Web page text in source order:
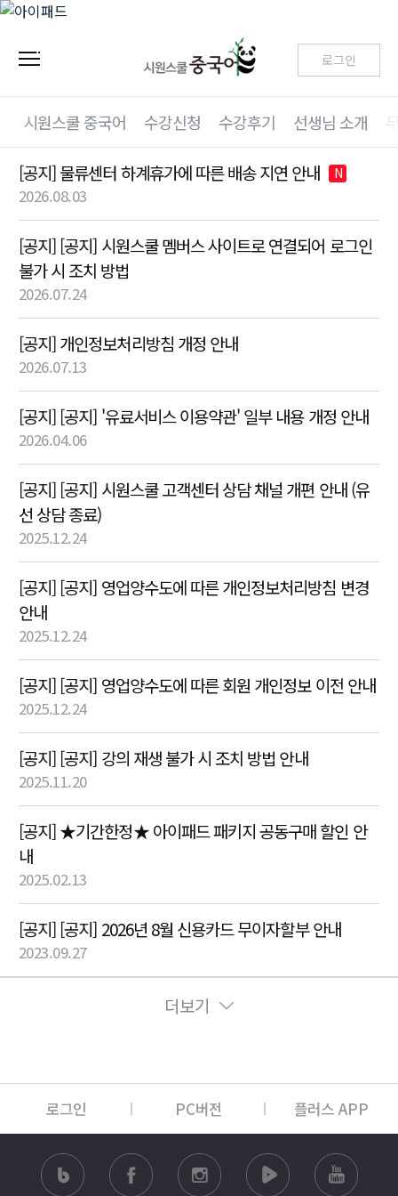
로그인
시원스쿨 중국어 수강신청 수강후기 선생님 소개
[공지] 물류센터 하계휴가에 따른 배송 지연 안내 N
2026.08.03
[공지] [공지] 시원스쿨 멤버스 사이트로 연결되어 로그인
불가 시 조치 방법
2026.07.24
[공지] 개인정보처리방침 개정 안내
2026.07.13
[공지] [공지] '유료서비스 이용약관' 일부 내용 개정 안내
2026.04.06
[공지] [공지] 시원스쿨 고객센터 상담 채널 개편 안내 (유
선 상담 종료)
2025.12.24
[공지] [공지] 영업양수도에 따른 개인정보처리방침 변경
안내
2025.12.24
[공지] [공지] 영업양수도에 따른 회원 개인정보 이전 안내
2025.12.24
[공지] [공지] 강의 재생 불가 시 조치 방법 안내
2025.11.20
[공지] ★기간한정★ 아이패드 패키지 공동구매 할인 안
내
2025.02.13
[공지] [공지] 2026년 8월 신용카드 무이자할부 안내
2023.09.27
더보기
로그인 PC버전 플러스 APP